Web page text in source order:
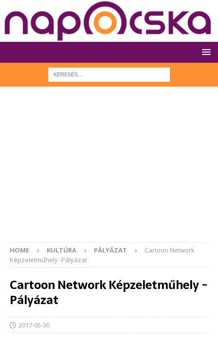
HOME KULTÚRA PÁLYÁZAT
Cartoon Network
Képzeletműhely -Pályázat
Cartoon Network Képzeletműhely -
Pályázat
2017-05-30